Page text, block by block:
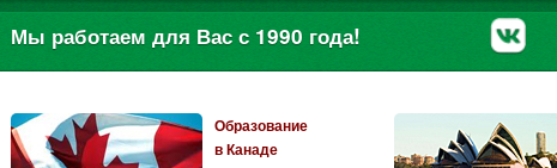
Мы работаем для Вас с 1990 года!
Образование
в Канаде